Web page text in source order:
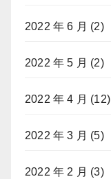
2022 年 6 月 (2)
2022 年 5 月 (2)
2022 年 4 月 (12)
2022 年 3 月 (5)
2022 年 2 月 (3)